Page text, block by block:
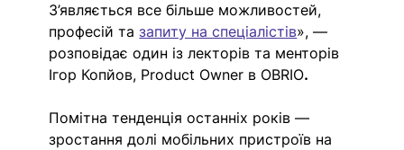
З’являється все більше можливостей,
професій та запиту на спеціалістів», —
розповідає один із лекторів та менторів
Ігор Копйов, Product Owner в OBRIO.
Помітна тенденція останніх років —
зростання долі мобільних пристроїв на